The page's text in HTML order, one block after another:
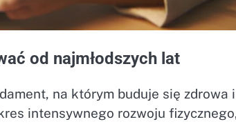
od najmłodszych lat
na którym buduje się zdrowa i
intensywnego rozwoju